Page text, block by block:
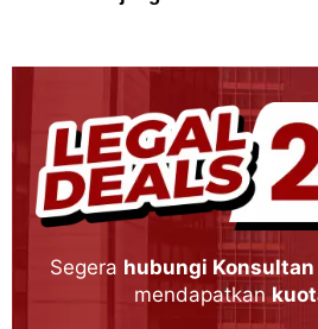
Segera hubungi Konsultan
mendapatkan